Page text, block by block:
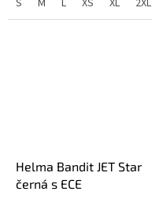
otevřený design bez
kompromisů ve...
S M L XS XL 2XL
Helma Bandit JET Star
černá s ECE